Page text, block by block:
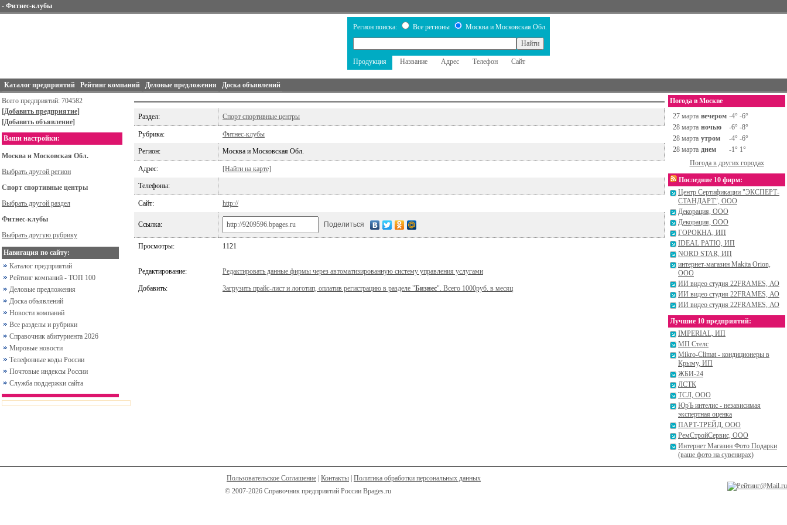
- Фитнес-клубы
Регион поиска: Все регионы Москва и Московская Обл.
Продукция Название Адрес Телефон Сайт
Каталог предприятий Рейтинг компаний Деловые предложения
Доска объявлений
Всего предприятий: 704582
[Добавить предприятие]
[Добавить объявление]
Ваши настройки:
Москва и Московская Обл.
Выбрать другой регион
Спорт спортивные центры
Выбрать другой раздел
Фитнес-клубы
Выбрать другую рубрику
Навигация по сайту:
Каталог предприятий
Рейтинг компаний - ТОП 100
Деловые предложения
Доска объявлений
Новости компаний
Все разделы и рубрики
Справочник абитуриента 2026
Мировые новости
Телефонные коды России
Почтовые индексы России
Служба поддержки сайта
Раздел: Спорт спортивные центры
Рубрика: Фитнес-клубы
Регион: Москва и Московская Обл.
Адрес: [Найти на карте]
Телефоны:
Сайт: http://
Ссылка: Поделиться
Просмотры: 1121
Редактирование: Редактировать данные фирмы через автоматизированную систему управления услугами
Добавить: Загрузить прайс-лист и логотип, оплатив регистрацию в разделе "Бизнес". Всего 1000руб. в месяц
Погода в Москве
27 марта вечером -4° -6°
28 марта ночью
-6° -8°
28 марта утром
-4° -6°
28 марта днем
-1° 1°
Погода в других городах
Последние 10 фирм:
Центр Сертификации "ЭКСПЕРТ-
СТАНДАРТ", ООО
Декорация, ООО
Декорация, ООО
ГОРОКНА, ИП
IDEAL PATIO, ИП
NORD STAR, ИП
интернет-магазин Makita Orion,
ООО
ИИ видео студия 22FRAMES, АО
ИИ видео студия 22FRAMES, АО
ИИ видео студия 22FRAMES, АО
Лучшие 10 предприятий:
IMPERIAL, ИП
МП Стелс
Mikro-Climat - кондиционеры в
Крыму, ИП
ЖБИ-24
ЛСТК
ТСЛ, ООО
ЮрЪ интелис - независимая
экспертная оценка
ПАРТ-ТРЕЙД, ООО
РемСтройСервис, ООО
Интернет Магазин Фото Подарки
(ваше фото на сувенирах)
Пользовательское Соглашение Контакты Политика обработки персональных данных
© 2007-2026 Справочник предприятий России Bpages.ru